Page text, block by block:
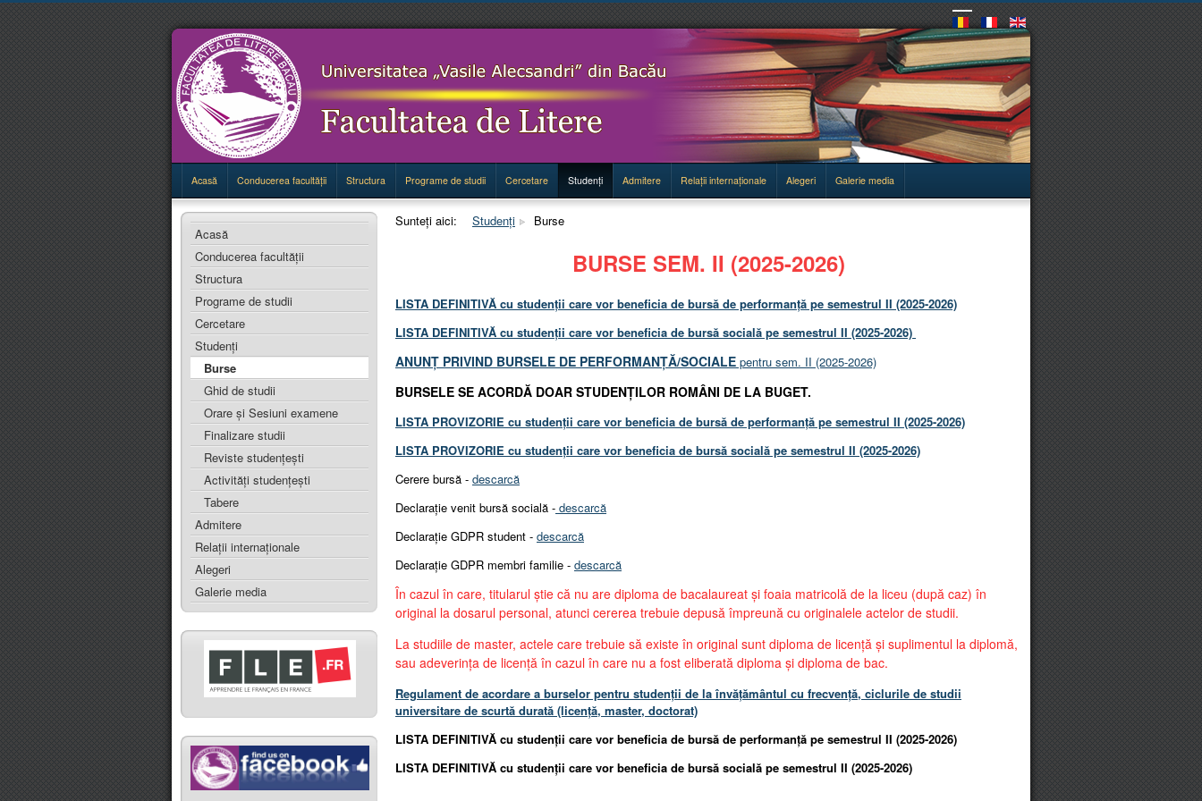
Acasă Conducerea facultăţii Structura Programe de studii Cercetare Studenţi Admitere Relaţii internaţionale Alegeri Galerie media
Acasă
Conducerea facultăţii
Structura
Programe de studii
Cercetare
Studenţi
Burse
Ghid de studii
Orare și Sesiuni examene
Finalizare studii
Reviste studențești
Activități studențești
Tabere
Admitere
Relaţii internaţionale
Alegeri
Galerie media
Sunteți aici: Studenţi Burse
BURSE SEM. II (2025-2026)
LISTA DEFINITIVĂ cu studenții care vor beneficia de bursă de performanță pe semestrul II (2025-2026)
LISTA DEFINITIVĂ cu studenții care vor beneficia de bursă socială pe semestrul II (2025-2026)
ANUNȚ PRIVIND BURSELE DE PERFORMANȚĂ/SOCIALE pentru sem. II (2025-2026)
BURSELE SE ACORDĂ DOAR STUDENȚILOR ROMÂNI DE LA BUGET.
LISTA PROVIZORIE cu studenții care vor beneficia de bursă de performanță pe semestrul II (2025-2026)
LISTA PROVIZORIE cu studenții care vor beneficia de bursă socială pe semestrul II (2025-2026)
Cerere bursă - descarcă
Declarație venit bursă socială - descarcă
Declarație GDPR student - descarcă
Declarație GDPR membri familie - descarcă
În cazul în care, titularul știe că nu are diploma de bacalaureat și foaia matricolă de la liceu (după caz) în
original la dosarul personal, atunci cererea trebuie depusă împreună cu originalele actelor de studii.
La studiile de master, actele care trebuie să existe în original sunt diploma de licență și suplimentul la diplomă,
sau adeverința de licență în cazul în care nu a fost eliberată diploma și diploma de bac.
Regulament de acordare a burselor pentru studenții de la învăţământul cu frecvenţă, ciclurile de studii
universitare de scurtă durată (licență, master, doctorat)
LISTA DEFINITIVĂ cu studenții care vor beneficia de bursă de performanță pe semestrul II (2025-2026)
LISTA DEFINITIVĂ cu studenții care vor beneficia de bursă socială pe semestrul II (2025-2026)